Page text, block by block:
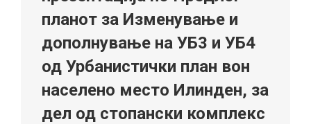
планот за Изменување и
дополнување на УБ3 и УБ4
од Урбанистички план вон
населено место Илинден, за
дел од стопански комплекс